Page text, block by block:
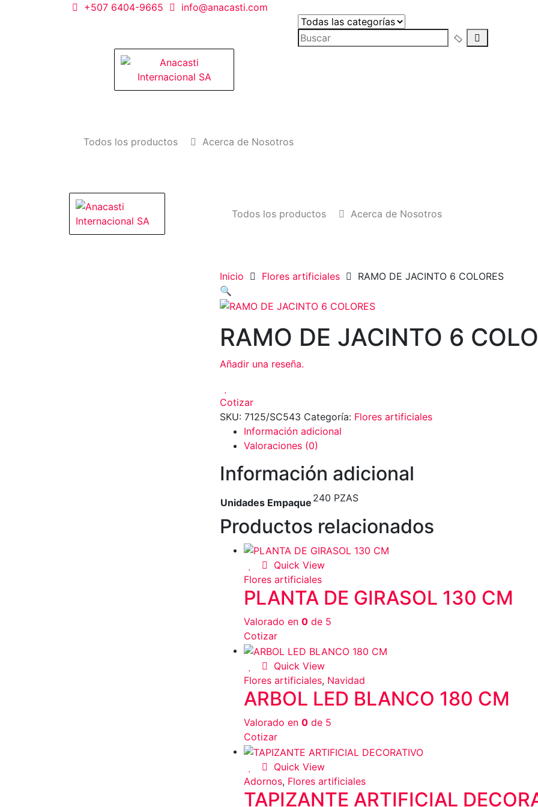
+507 6404-9665 info@anacasti.com
Todos los productos Acerca de Nosotros
Todos los productos Acerca de Nosotros
Inicio Flores artificiales
RAMO DE JACINTO 6 COLORES
🔍
RAMO DE JACINTO 6
Añadir una reseña.
Cotizar
SKU: 7125/SC543 Categoría: Flores artificiales
Información adicional
Valoraciones (0)
Información adicional
Unidades Empaque 240 PZAS
Productos relacionados
Quick View
Flores artificiales
PLANTA DE GIRASOL 130 CM
Valorado en 0 de 5
Cotizar
Quick View
Flores artificiales, Navidad
ARBOL LED BLANCO 180 CM
Valorado en 0 de 5
Cotizar
Quick View
Adornos, Flores artificiales
TAPIZANTE ARTIFICIAL